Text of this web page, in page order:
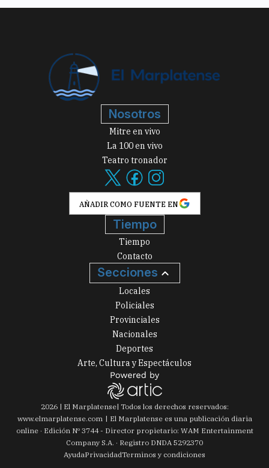
Nosotros
Mitre en vivo
La 100 en vivo
Teatro tronador
AÑADIR COMO FUENTE EN
Tiempo
Tiempo
Contacto
Secciones
Locales
Policiales
Provinciales
Nacionales
Deportes
Arte, Cultura y Espectáculos
2026| El Marplatense| Todos los derechos reservados:
www.elmarplatense.com
El Marplatense es una publicación diaria
online · Edición Nº 3744- Director propietario: WAM Entertainment
Company S.A. · Registro DNDA 5292370
AyudaPrivacidadTerminos y condiciones